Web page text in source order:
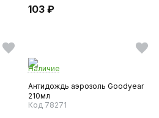
103 ₽
Наличие
Антидождь аэрозоль Goodyear
210мл
Код 78271